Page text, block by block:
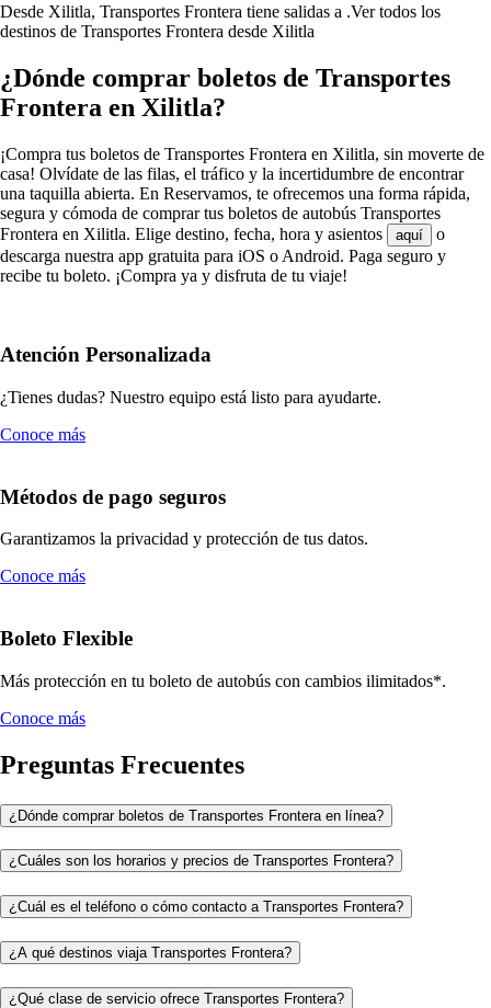
Desde Xilitla, Transportes Frontera tiene salidas a .Ver todos los
destinos de Transportes Frontera desde Xilitla
¿Dónde comprar boletos de Transportes
Frontera en Xilitla?
¡Compra tus boletos de Transportes Frontera en Xilitla, sin moverte de
casa! Olvídate de las filas, el tráfico y la incertidumbre de encontrar
una taquilla abierta. En Reservamos, te ofrecemos una forma rápida,
segura y cómoda de comprar tus boletos de autobús Transportes
Frontera en Xilitla. Elige destino, fecha, hora y asientos
aquí
o
descarga nuestra app gratuita para iOS o Android. Paga seguro y
recibe tu boleto. ¡Compra ya y disfruta de tu viaje!
Atención Personalizada
¿Tienes dudas? Nuestro equipo está listo para ayudarte.
Conoce más
Métodos de pago seguros
Garantizamos la privacidad y protección de tus datos.
Conoce más
Boleto Flexible
Más protección en tu boleto de autobús con cambios ilimitados*.
Conoce más
Preguntas Frecuentes
¿Dónde comprar boletos de Transportes Frontera en línea?
¿Cuáles son los horarios y precios de Transportes Frontera?
¿Cuál es el teléfono o cómo contacto a Transportes Frontera?
¿A qué destinos viaja Transportes Frontera?
¿Qué clase de servicio ofrece Transportes Frontera?